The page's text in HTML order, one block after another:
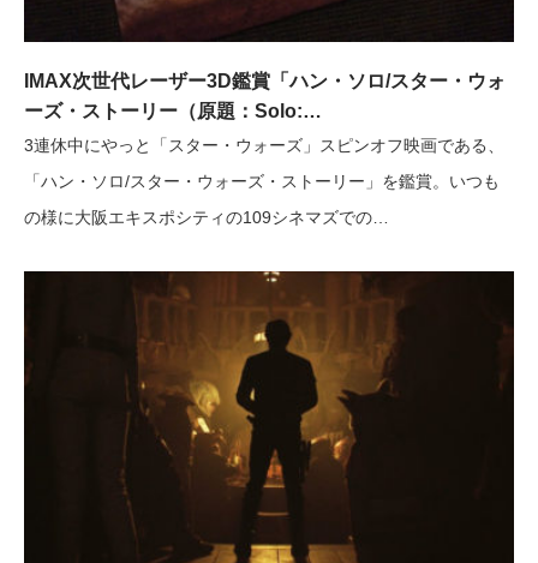
IMAX次世代レーザー3D鑑賞「ハン・ソロ/スター・ウォ
ーズ・ストーリー（原題：Solo:…
3連休中にやっと「スター・ウォーズ」スピンオフ映画である、
「ハン・ソロ/スター・ウォーズ・ストーリー」を鑑賞。いつも
の様に大阪エキスポシティの109シネマズでの…